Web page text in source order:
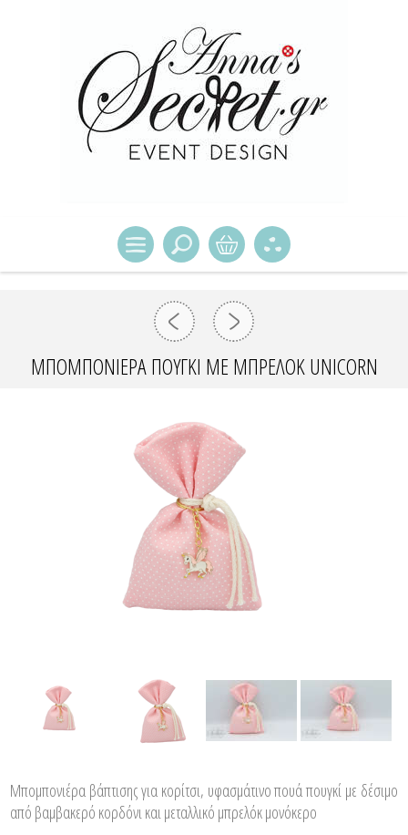
ΜΠΟΜΠΟΝΙΕΡΑ ΠΟΥΓΚΙ ΜΕ ΜΠΡΕΛΟΚ UNICORN
Μπομπονιέρα βάπτισης για κορίτσι, υφασμάτινο πουά πουγκί με δέσιμο
από βαμβακερό κορδόνι και μεταλλικό μπρελόκ μονόκερο